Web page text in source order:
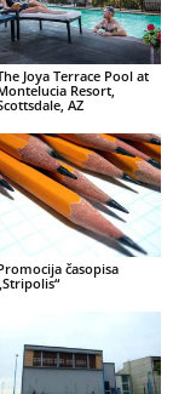
Joya Terrace Pool at
Resort,
AZ
časopisa